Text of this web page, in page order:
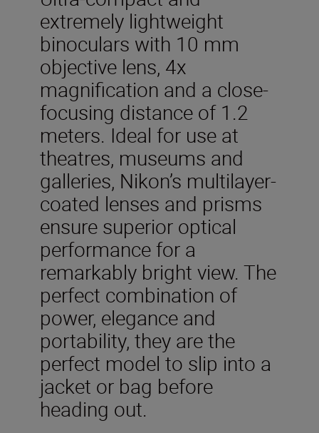
extremely lightweight
binoculars with 10 mm
objective lens, 4x
magnification and a close-
focusing distance of 1.2
meters. Ideal for use at
theatres, museums and
galleries, Nikon’s multilayer-
coated lenses and prisms
ensure superior optical
performance for a
remarkably bright view. The
perfect combination of
power, elegance and
portability, they are the
perfect model to slip into a
jacket or bag before
heading out.